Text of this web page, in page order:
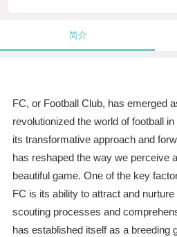
简介
FC, or Football Club, has emerged
revolutionized the world of football
its transformative approach and
has reshaped the way we perceive
beautiful game. One of the key
FC is its ability to attract and
scouting processes and
has established itself as a breeding